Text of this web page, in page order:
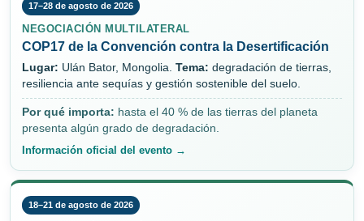
17–28 de agosto de 2026
NEGOCIACIÓN MULTILATERAL
COP17 de la Convención contra la Desertificación
Lugar: Ulán Bator, Mongolia. Tema: degradación de tierras,
resiliencia ante sequías y gestión sostenible del suelo.
Por qué importa: hasta el 40 % de las tierras del planeta
presenta algún grado de degradación.
Información oficial del evento →
18–21 de agosto de 2026